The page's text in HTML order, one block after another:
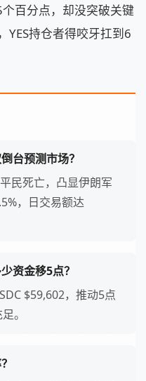
百分点，却没突破关键
YES持仓者得咬牙扛到6
台预测市场？
民死亡，凸显伊朗军
，日交易额达
资金移5点？
$59,602，推动5点
。